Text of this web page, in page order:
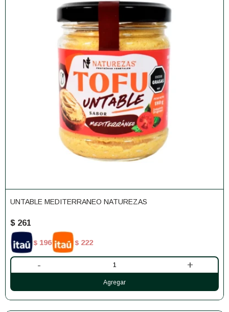
UNTABLE MEDITERRANEO NATUREZAS
$ 261
$ 196 $ 222
- +